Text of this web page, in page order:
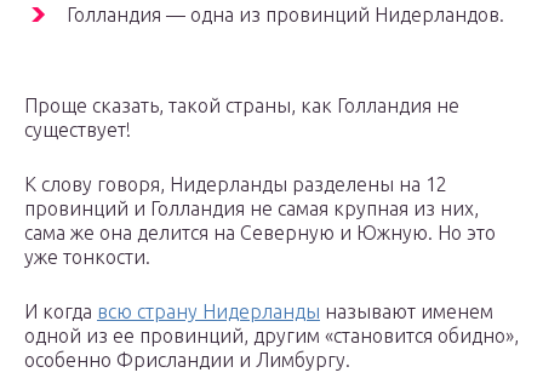
Голландия — одна из провинций Нидерландов.
Проще сказать, такой страны, как Голландия не
существует!
К слову говоря, Нидерланды разделены на 12
провинций и Голландия не самая крупная из них,
сама же она делится на Северную и Южную. Но это
уже тонкости.
И когда всю страну Нидерланды называют именем
одной из ее провинций, другим «становится обидно»,
особенно Фрисландии и Лимбургу.